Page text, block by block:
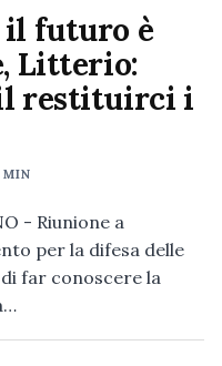
il futuro è
Litterio:
il restituirci i
MIN
- Riunione a
per la difesa delle
far conoscere la